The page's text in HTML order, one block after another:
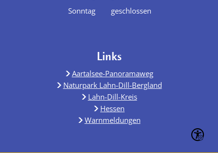
Sonntag
geschlossen
Links
Aartalsee-Panoramaweg
Naturpark Lahn-Dill-Bergland
Lahn-Dill-Kreis
Hessen
Warnmeldungen
Seite